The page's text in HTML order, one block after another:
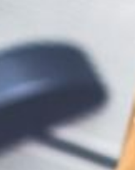
Na czym powinna
skuteczna
Celem każdej
zwiększenie
oraz jej produktów.